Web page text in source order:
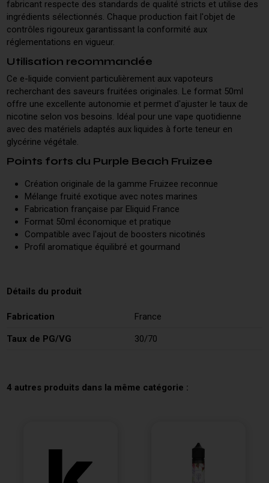
fabricant respecte des standards de qualité stricts et utilise des
ingrédients sélectionnés. Chaque production fait l'objet de
contrôles rigoureux garantissant la conformité aux
réglementations en vigueur.
Utilisation recommandée
Ce e-liquide convient particulièrement aux vapoteurs
recherchant des saveurs fruitées originales. Le format 50ml
offre une excellente autonomie et permet d'ajuster le taux de
nicotine selon vos besoins. Idéal pour une vape quotidienne
avec des matériels adaptés aux liquides à forte teneur en
glycérine végétale.
Points forts du Purple Beach Fruizee
Création originale de la gamme Fruizee reconnue
Mélange fruité exotique avec notes marines
Fabrication française par Eliquid France
Format 50ml économique et pratique
Compatible avec l'ajout de boosters nicotinés
Profil aromatique équilibré et gourmand
Détails du produit
Fabrication France
Taux de PG/VG 30/70
4 autres produits dans la même catégorie :